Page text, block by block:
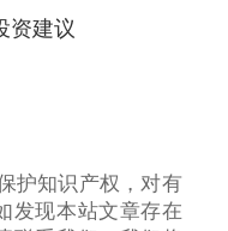
资建议
护知识产权，对有
发现本站文章存在